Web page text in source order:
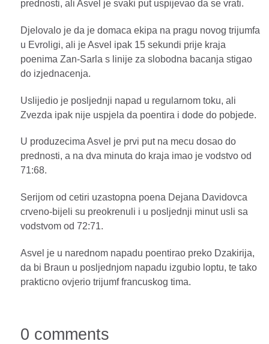
prednosti, ali Asvel je svaki put uspijevao da se vrati.
Djelovalo je da je domaca ekipa na pragu novog trijumfa
u Evroligi, ali je Asvel ipak 15 sekundi prije kraja
poenima Zan-Sarla s linije za slobodna bacanja stigao
do izjednacenja.
Uslijedio je posljednji napad u regularnom toku, ali
Zvezda ipak nije uspjela da poentira i dode do pobjede.
U produzecima Asvel je prvi put na mecu dosao do
prednosti, a na dva minuta do kraja imao je vodstvo od
71:68.
Serijom od cetiri uzastopna poena Dejana Davidovca
crveno-bijeli su preokrenuli i u posljednji minut usli sa
vodstvom od 72:71.
Asvel je u narednom napadu poentirao preko Dzakirija,
da bi Braun u posljednjom napadu izgubio loptu, te tako
prakticno ovjerio trijumf francuskog tima.
0 comments